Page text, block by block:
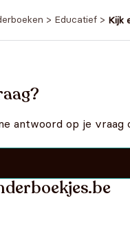
> Educatief > Kijk
antwoord op je vraag